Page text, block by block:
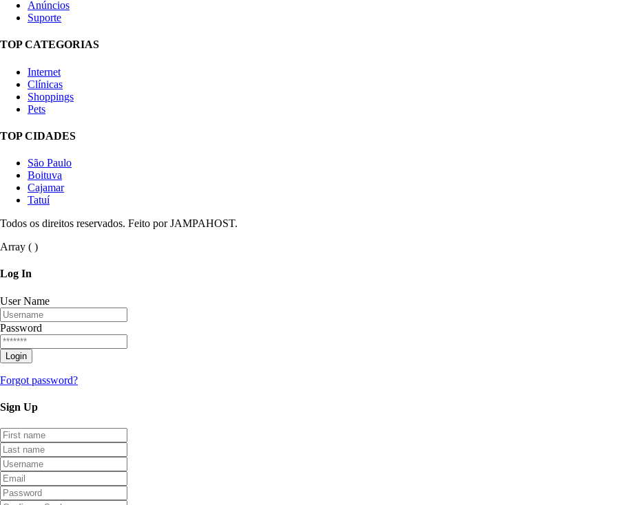
Anúncios
Suporte
TOP CATEGORIAS
Internet
Clínicas
Shoppings
Pets
TOP CIDADES
São Paulo
Boituva
Cajamar
Tatuí
Todos os direitos reservados. Feito por JAMPAHOST.
Array ( )
Log In
User Name
Password
Forgot password?
Sign Up